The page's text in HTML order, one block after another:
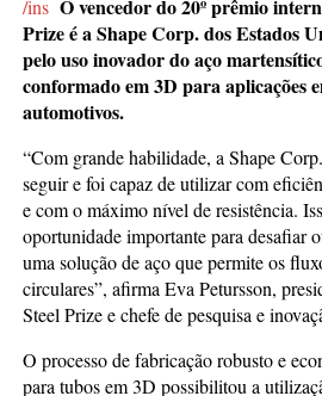
/ins O vencedor do 20º prêmio
Prize é a Shape Corp. dos Estados
pelo uso inovador do aço
conformado em 3D para aplicações
automotivos.
“Com grande habilidade, a Shape
seguir e foi capaz de utilizar com
e com o máximo nível de resistência.
oportunidade importante para desafiar
uma solução de aço que permite os
circulares”, afirma Eva Petursson,
Steel Prize e chefe de pesquisa e
O processo de fabricação robusto e
para tubos em 3D possibilitou a